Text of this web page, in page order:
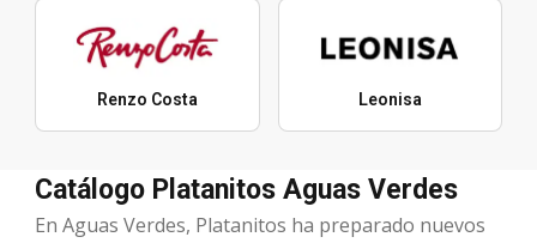
Renzo Costa Leonisa
Catálogo Platanitos Aguas Verdes
En Aguas Verdes, Platanitos ha preparado nuevos